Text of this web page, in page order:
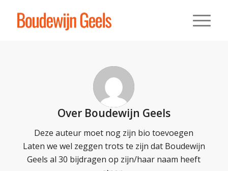
Over Boudewijn Geels
Deze auteur moet nog zijn bio toevoegen
Laten we wel zeggen trots te zijn dat Boudewijn
Geels al 30 bijdragen op zijn/haar naam heeft